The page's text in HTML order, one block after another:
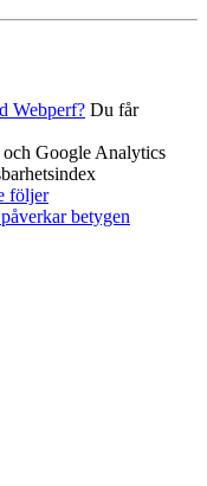
Webperf? Du får
Google Analytics
följer
betygen